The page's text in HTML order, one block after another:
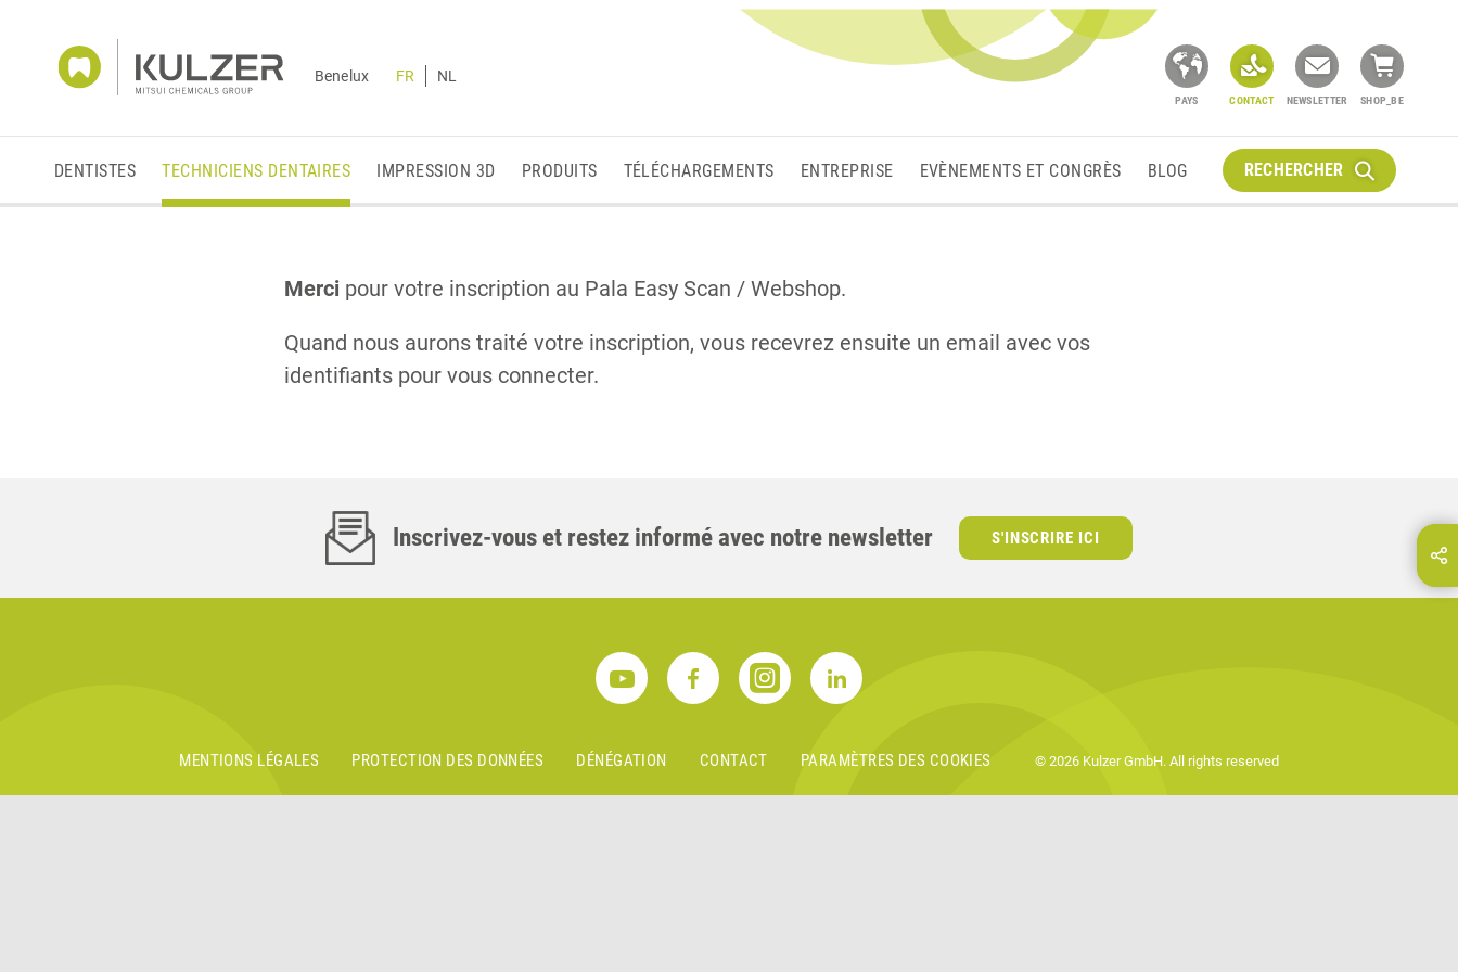
Benelux FR NL
PAYS CONTACT NEWSLETTER SHOP_BE
DENTISTES TECHNICIENS DENTAIRES IMPRESSION 3D PRODUITS TÉLÉCHARGEMENTS ENTREPRISE EVÈNEMENTS ET CONGRÈS BLOG RECHERCHER
Partagez cette page via...
Merci pour votre inscription au Pala Easy Scan / Webshop.
Quand nous aurons traité votre inscription, vous recevrez ensuite un email avec vos
identifiants pour vous connecter.
Inscrivez-vous et restez informé avec notre newsletter S'INSCRIRE ICI
MENTIONS LÉGALES PROTECTION DES DONNÉES DÉNÉGATION CONTACT PARAMÈTRES DES COOKIES © 2026 Kulzer GmbH. All rights reserved